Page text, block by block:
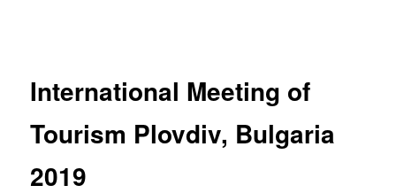
International Meeting of
Tourism Plovdiv, Bulgaria
2019